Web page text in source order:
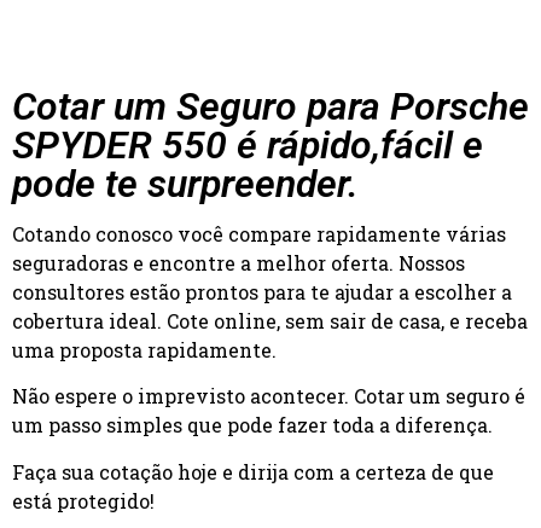
Cotar um Seguro para Porsche
SPYDER 550 é rápido,fácil e
pode te surpreender.
Cotando conosco você compare rapidamente várias
seguradoras e encontre a melhor oferta. Nossos
consultores estão prontos para te ajudar a escolher a
cobertura ideal. Cote online, sem sair de casa, e receba
uma proposta rapidamente.
Não espere o imprevisto acontecer. Cotar um seguro é
um passo simples que pode fazer toda a diferença.
Faça sua cotação hoje e dirija com a certeza de que
está protegido!